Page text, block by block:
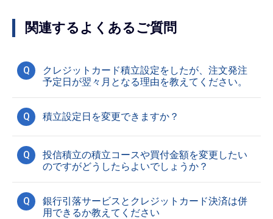
関連するよくあるご質問
Q
クレジットカード積立設定をしたが、注文発注
予定日が翌々月となる理由を教えてください。
Q 積立設定日を変更できますか？
Q
投信積立の積立コースや買付金額を変更したい
のですがどうしたらよいでしょうか？
Q
銀行引落サービスとクレジットカード決済は併
用できるか教えてください